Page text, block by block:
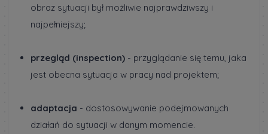
obraz sytuacji był możliwie najprawdziwszy i
najpełniejszy;
przegląd (inspection) - przyglądanie się temu, jaka
jest obecna sytuacja w pracy nad projektem;
adaptacja - dostosowywanie podejmowanych
działań do sytuacji w danym momencie.